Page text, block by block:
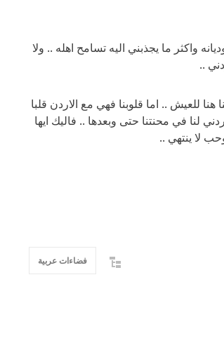
واكثر ما يجذبني اليه تسامح اهله .. ولا
..
للعيش .. اما قلوبنا فهي مع الاردن قلبا
لنا في محنتنا حتى وبعدها .. فاليك ايها
لا ينتهي ..
فضاءات عربية